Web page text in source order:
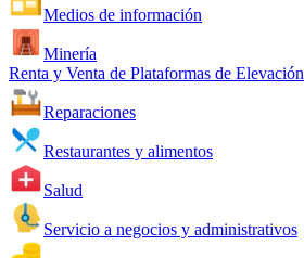
Medios de información
Minería
Renta y Venta de Plataformas de Elevación
Reparaciones
Restaurantes y alimentos
Salud
Servicio a negocios y administrativos